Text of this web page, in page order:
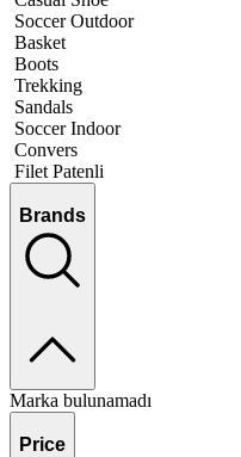
Soccer Outdoor
Basket
Boots
Trekking
Sandals
Soccer Indoor
Convers
Filet Patenli
Brands
Marka bulunamadı
Price